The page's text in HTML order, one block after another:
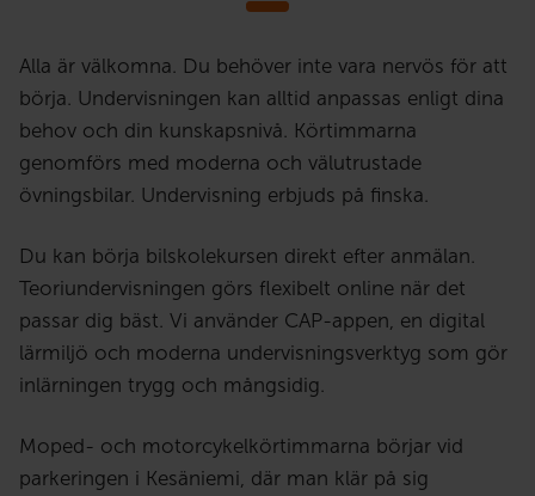
Alla är välkomna. Du behöver inte vara nervös för att
börja. Undervisningen kan alltid anpassas enligt dina
behov och din kunskapsnivå. Körtimmarna
genomförs med moderna och välutrustade
övningsbilar. Undervisning erbjuds på finska.
Du kan börja bilskolekursen direkt efter anmälan.
Teoriundervisningen görs flexibelt online när det
passar dig bäst. Vi använder CAP-appen, en digital
lärmiljö och moderna undervisningsverktyg som gör
inlärningen trygg och mångsidig.
Moped- och motorcykelkörtimmarna börjar vid
parkeringen i Kesäniemi, där man klär på sig